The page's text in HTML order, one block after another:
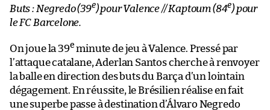
Buts : Negredo (39e) pour Valence // Kaptoum (84e) pour
le FC Barcelone.
On joue la 39e minute de jeu à Valence. Pressé par
l’attaque catalane, Aderlan Santos cherche à renvoyer
la balle en direction des buts du Barça d’un lointain
dégagement. En réussite, le Brésilien réalise en fait
une superbe passe à destination d’Álvaro Negredo